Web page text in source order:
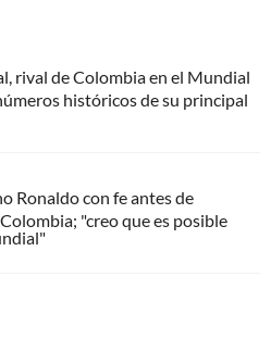
rival de Colombia en el Mundial
históricos de su principal
Ronaldo con fe antes de
"creo que es posible